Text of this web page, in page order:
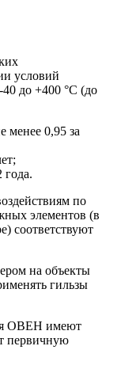
условий
40 до +400 °С (до
менее 0,95 за
года.
по
элементов (в
соответствуют
на объекты
гильзы
ОВЕН имеют
первичную